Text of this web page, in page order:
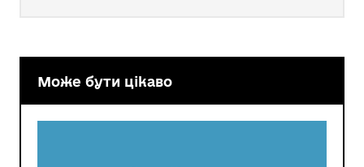
Може бути цікаво